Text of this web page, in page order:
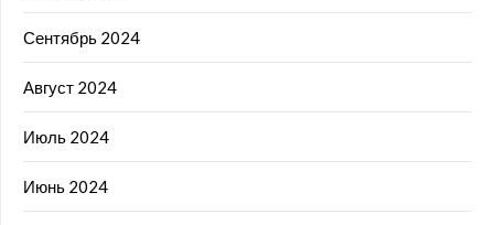
Сентябрь 2024
Август 2024
Июль 2024
Июнь 2024